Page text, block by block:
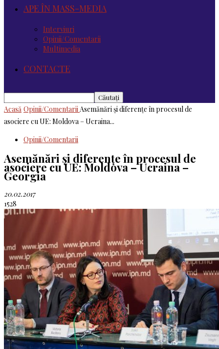
APE ÎN MASS-MEDIA
Interviuri
Opinii/Comentarii
Multimedia
CONTACTE
Acasă Opinii/ComentariiAsemănări şi diferenţe în procesul de
asociere cu UE: Moldova – Ucraina...
Opinii/Comentarii
Asemănări şi diferenţe în procesul de
asociere cu UE: Moldova – Ucraina –
Georgia
20.02.2017
1528